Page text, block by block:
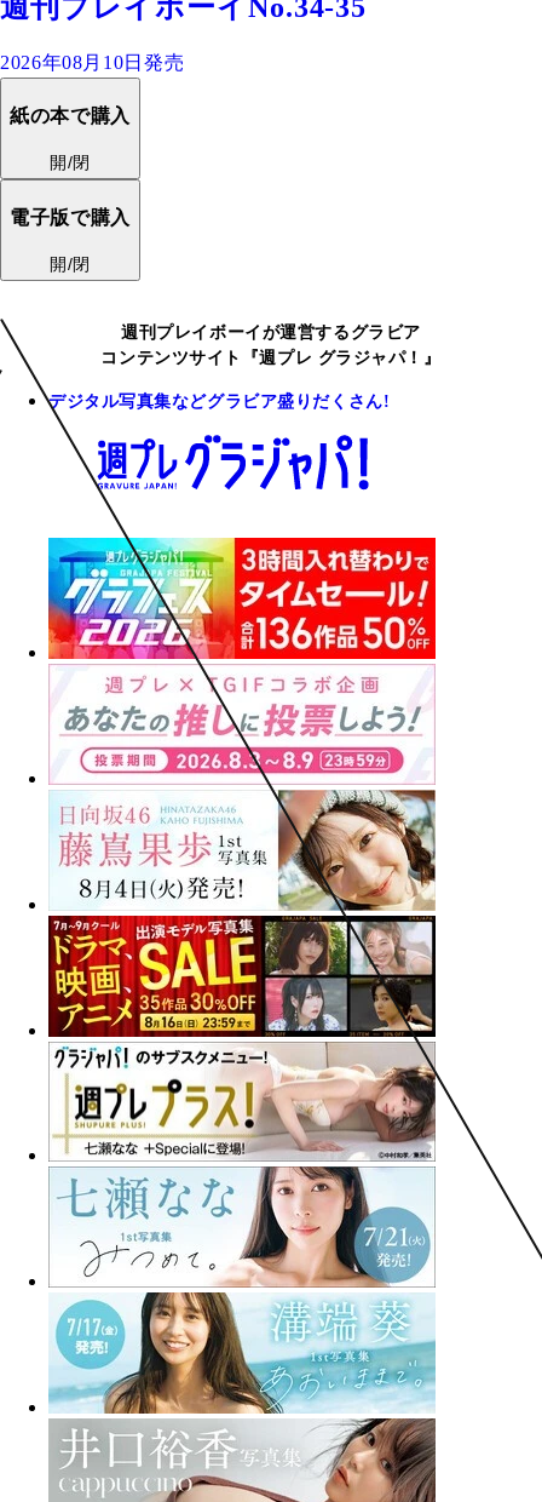
週刊プレイボーイNo.34-35
2026年08月10日発売
紙の本で購入
開/閉
電子版で購入
開/閉
週刊プレイボーイが運営するグラビア
コンテンツサイト『週プレ グラジャパ！』
デジタル写真集などグラビア盛りだくさん!